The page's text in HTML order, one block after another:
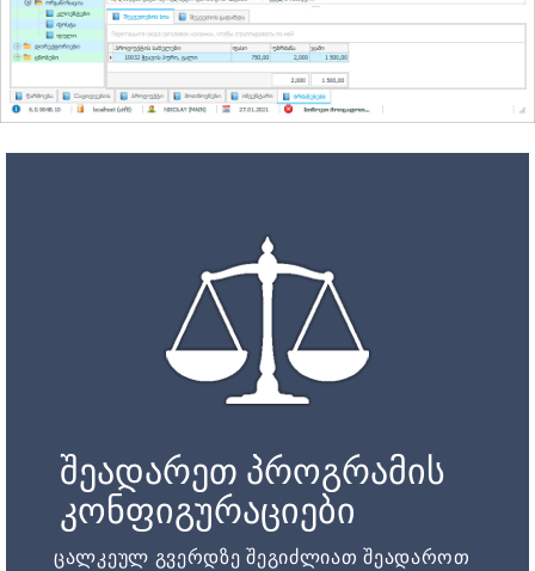
შეადარეთ პროგრამის
კონფიგურაციები
ცალკეულ გვერდზე შეგიძლიათ შეადაროთ